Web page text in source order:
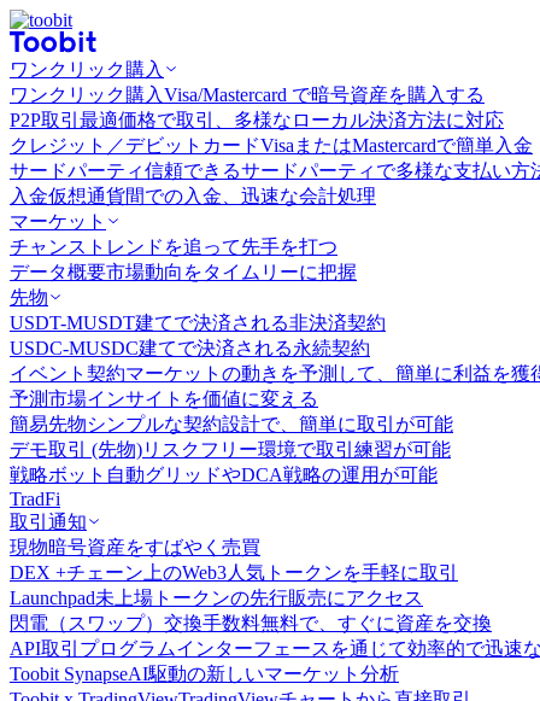
ワンクリック購入
ワンクリック購入Visa/Mastercard で暗号資産を購入する
P2P取引 最適価格で取引、多様なローカル決済方法に対応
クレジット／デビットカードVisaまたはMastercardで簡単入金
サードパーティ信頼できるサードパーティで多様な支払い方
入金仮想通貨間での入金、迅速な会計処理
マーケット
チャンス トレンドを追って先手を打つ
データ概要市場動向をタイムリーに把握
先物
USDT-MUSDT建てで決済される非決済契約
USDC-MUSDC建てで決済される永続契約
イベント契約マーケットの動きを予測して、簡単に利益を獲
予測市場インサイトを価値に変える
簡易先物シンプルな契約設計で、簡単に取引が可能
デモ取引 (先物)リスクフリー環境で取引練習が可能
戦略ボット 自動グリッドやDCA戦略の運用が可能
TradFi
取引通知
現物暗号資産をすばやく売買
DEX +チェーン上のWeb3人気トークンを手軽に取引
Launchpad未上場トークンの先行販売にアクセス
閃電（スワップ）交換手数料無料で、すぐに資産を交換
API取引 プログラムインターフェースを通じて効率的で迅速
Toobit SynapseAI駆動の新しいマーケット分析